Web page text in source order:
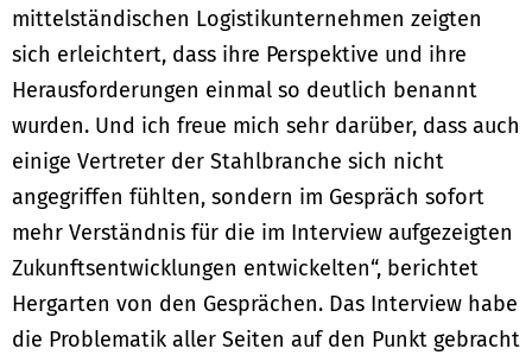
mittelständischen Logistikunternehmen zeigten
sich erleichtert, dass ihre Perspektive und ihre
Herausforderungen einmal so deutlich benannt
wurden. Und ich freue mich sehr darüber, dass auch
einige Vertreter der Stahlbranche sich nicht
angegriffen fühlten, sondern im Gespräch sofort
mehr Verständnis für die im Interview aufgezeigten
Zukunftsentwicklungen entwickelten“, berichtet
Hergarten von den Gesprächen. Das Interview habe
die Problematik aller Seiten auf den Punkt gebracht